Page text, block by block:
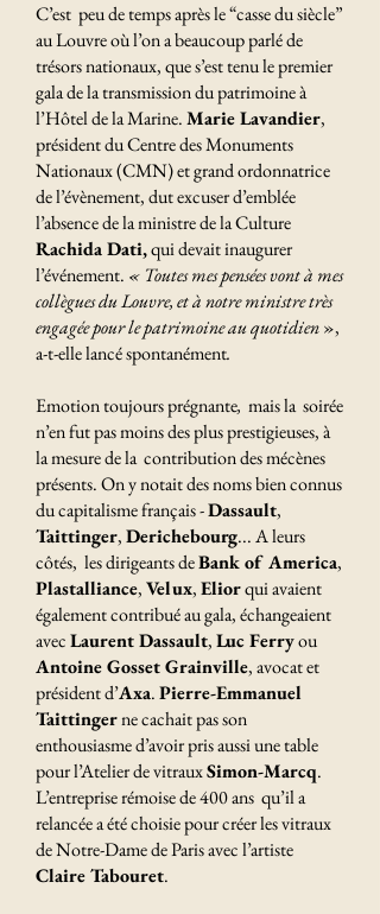
C’est peu de temps après le “casse du siècle”
au Louvre où l’on a beaucoup parlé de
trésors nationaux, que s’est tenu le premier
gala de la transmission du patrimoine à
l’Hôtel de la Marine.Marie Lavandier,
président du Centre des Monuments
Nationaux (CMN) et grand ordonnatrice
de l’évènement, dut excuser d’emblée
l’absence de la ministre de la Culture
Rachida Dati,qui devait inaugurer
l’événement. « Toutes mes pensées vont à mes
collègues du Louvre, et à notre ministre très
engagée pour le patrimoine au quotidien»,
a-t-elle lancé spontanément.
Emotion toujours prégnante, mais la soirée
n’en fut pas moins des plus prestigieuses, à
la mesure de la contribution des mécènes
présents. On y notait des noms bien connus
du capitalisme français -Dassault,
Taittinger,Derichebourg... A leurs
côtés, les dirigeants deBank of America,
Plastalliance,Velux,Eliorqui avaient
également contribué au gala, échangeaient
avecLaurent Dassault,Luc Ferryou
Antoine Gosset Grainville, avocat et
président d’Axa.Pierre-Emmanuel
Taittingerne cachait pas son
enthousiasme d’avoir pris aussi une table
pour l’Atelier de vitrauxSimon-Marcq.
L’entreprise rémoise de 400 ans qu’il a
relancée a été choisie pour créer les vitraux
de Notre-Dame de Paris avec l’artiste
Claire Tabouret.